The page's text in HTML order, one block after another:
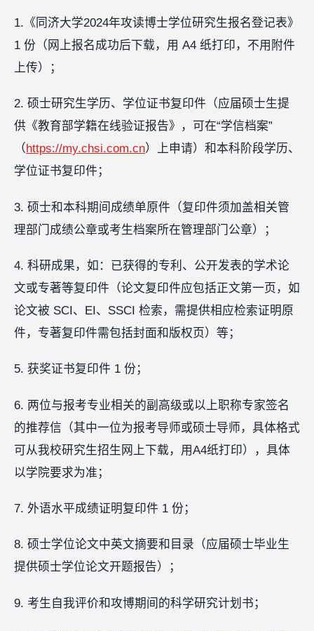
1.《同济大学2024年攻读博士学位研究生报名登记表》
1 份（网上报名成功后下载，用 A4 纸打印，不用附件
上传）；
2. 硕士研究生学历、学位证书复印件（应届硕士生提
供《教育部学籍在线验证报告》，可在“学信档案”
（https://my.chsi.com.cn）上申请）和本科阶段学历、
学位证书复印件；
3. 硕士和本科期间成绩单原件（复印件须加盖相关管
理部门成绩公章或考生档案所在管理部门公章）；
4. 科研成果，如：已获得的专利、公开发表的学术论
文或专著等复印件（论文复印件应包括正文第一页，如
论文被 SCI、EI、SSCI 检索，需提供相应检索证明原
件，专著复印件需包括封面和版权页）等；
5. 获奖证书复印件 1 份；
6. 两位与报考专业相关的副高级或以上职称专家签名
的推荐信（其中一位为报考导师或硕士导师，具体格式
可从我校研究生招生网上下载，用A4纸打印），具体
以学院要求为准；
7. 外语水平成绩证明复印件 1 份；
8. 硕士学位论文中英文摘要和目录（应届硕士毕业生
提供硕士学位论文开题报告）；
9. 考生自我评价和攻博期间的科学研究计划书；